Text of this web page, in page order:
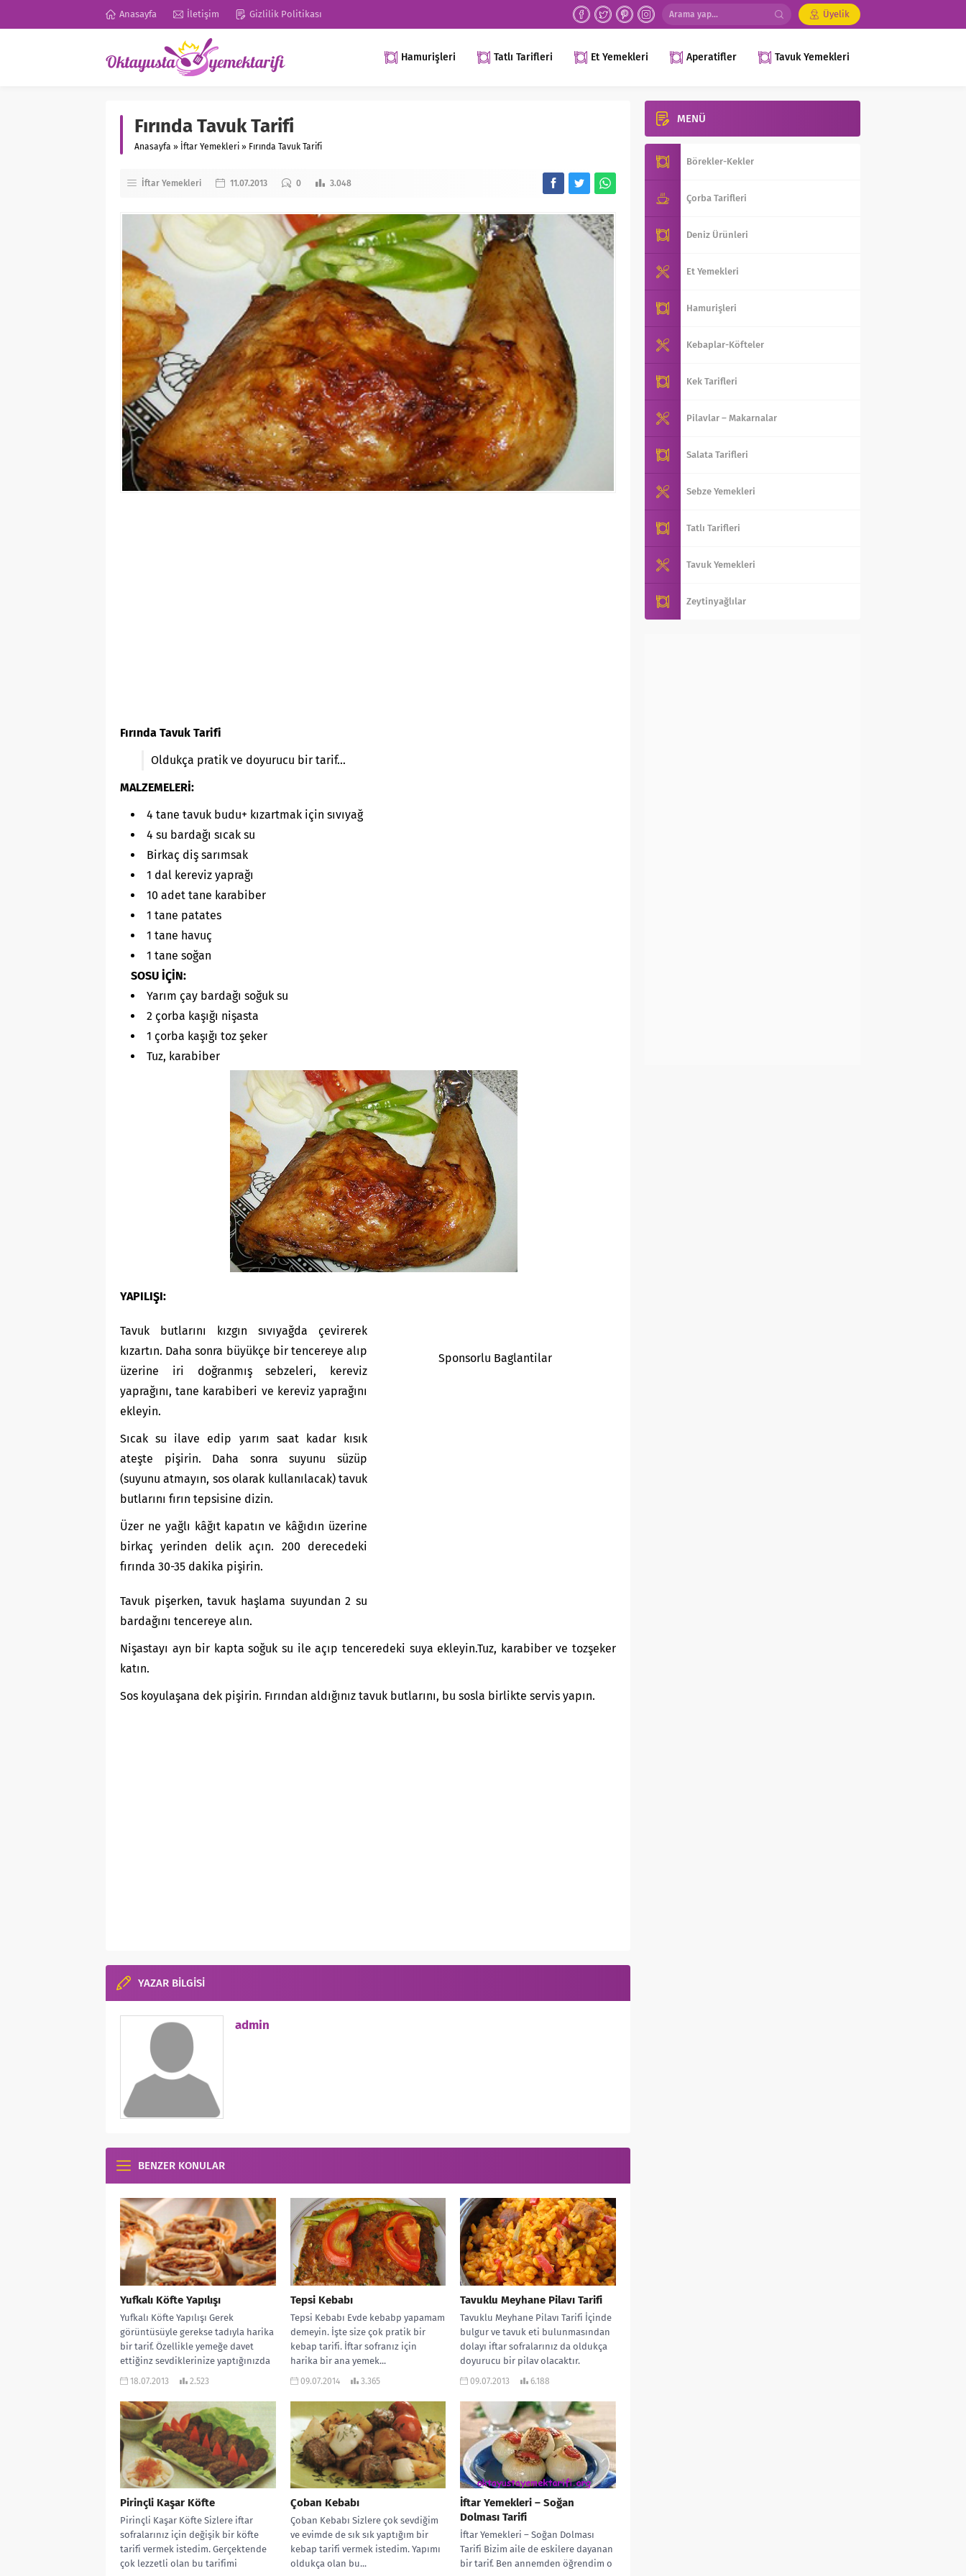
Anasayfa İletişim Gizlilik Politikası Üyelik
Hamurişleri Tatlı Tarifleri Et Yemekleri Aperatifler Tavuk Yemekleri
Fırında Tavuk Tarifi
Anasayfa » İftar Yemekleri » Fırında Tavuk Tarifi
İftar Yemekleri 11.07.2013 0 3.048
Fırında Tavuk Tarifi
Oldukça pratik ve doyurucu bir tarif…
MALZEMELERİ:
4 tane tavuk budu+ kızartmak için sıvıyağ
4 su bardağı sıcak su
Birkaç diş sarımsak
1 dal kereviz yaprağı
10 adet tane karabiber
1 tane patates
1 tane havuç
1 tane soğan
SOSU İÇİN:
Yarım çay bardağı soğuk su
2 çorba kaşığı nişasta
1 çorba kaşığı toz şeker
Tuz, karabiber
YAPILIŞI:
Sponsorlu Baglantilar
Tavuk butlarını kızgın sıvıyağda çevirerek
kızartın. Daha sonra büyükçe bir tencereye alıp
üzerine iri doğranmış sebzeleri, kereviz
yaprağını, tane karabiberi ve kereviz yaprağını
ekleyin.
Sıcak su ilave edip yarım saat kadar kısık
ateşte pişirin. Daha sonra suyunu süzüp
(suyunu atmayın, sos olarak kullanılacak) tavuk
butlarını fırın tepsisine dizin.
Üzer ne yağlı kâğıt kapatın ve kâğıdın üzerine
birkaç yerinden delik açın. 200 derecedeki
fırında 30-35 dakika pişirin.
Tavuk pişerken, tavuk haşlama suyundan 2 su
bardağını tencereye alın.
Nişastayı ayn bir kapta soğuk su ile açıp tenceredeki suya ekleyin.Tuz, karabiber ve tozşeker
katın.
Sos koyulaşana dek pişirin. Fırından aldığınız tavuk butlarını, bu sosla birlikte servis yapın.
YAZAR BİLGİSİ
admin
BENZER KONULAR
Yufkalı Köfte Yapılışı
Yufkalı Köfte Yapılışı Gerek
görüntüsüyle gerekse tadıyla harika
bir tarif. Özellikle yemeğe davet
ettiğinz sevdiklerinize yaptığınızda
çok seveceklerdir. Ayrıca iftar...
18.07.2013 2.523
Tepsi Kebabı
Tepsi Kebabı Evde kebabp yapamam
demeyin. İşte size çok pratik bir
kebap tarifi. İftar sofranız için
harika bir ana yemek...
09.07.2014 3.365
Tavuklu Meyhane Pilavı Tarifi
Tavuklu Meyhane Pilavı Tarifi İçinde
bulgur ve tavuk eti bulunmasından
dolayı iftar sofralarınız da oldukça
doyurucu bir pilav olacaktır.
MALZEMELERİ:...
09.07.2013 6.188
Pirinçli Kaşar Köfte
Pirinçli Kaşar Köfte Sizlere iftar
sofralarınız için değişik bir köfte
tarifi vermek istedim. Gerçektende
çok lezzetli olan bu tarifimi
Çoban Kebabı
Çoban Kebabı Sizlere çok sevdiğim
ve evimde de sık sık yaptığım bir
kebap tarifi vermek istedim. Yapımı
oldukça olan bu...
İftar Yemekleri – Soğan
Dolması Tarifi
İftar Yemekleri – Soğan Dolması
Tarifi Bizim aile de eskilere dayanan
bir tarif. Ben annemden öğrendim o
MENÜ
Börekler-Kekler
Çorba Tarifleri
Deniz Ürünleri
Et Yemekleri
Hamurişleri
Kebaplar-Köfteler
Kek Tarifleri
Pilavlar – Makarnalar
Salata Tarifleri
Sebze Yemekleri
Tatlı Tarifleri
Tavuk Yemekleri
Zeytinyağlılar